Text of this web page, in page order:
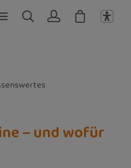
– und wofür